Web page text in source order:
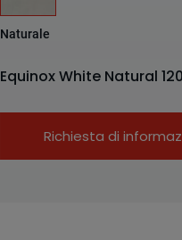
Naturale
Equinox White Natural
Richiesta di